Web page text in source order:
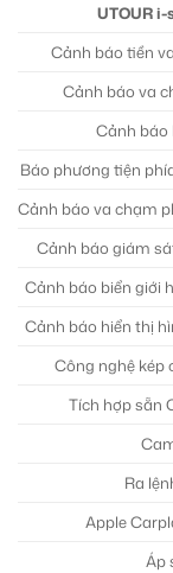
UTOUR
Cảnh báo tiền
Cảnh báo va
Cảnh báo
Báo phương tiện
Cảnh báo va chạm
Cảnh báo giám
Cảnh báo biển giới
Cảnh báo hiển thị
Công nghệ kép
Tích hợp sẵn
Ra
Apple
Áp